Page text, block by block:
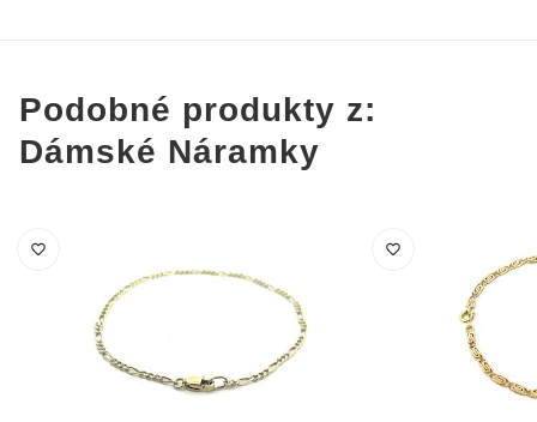
Podobné produkty z:
Dámské Náramky